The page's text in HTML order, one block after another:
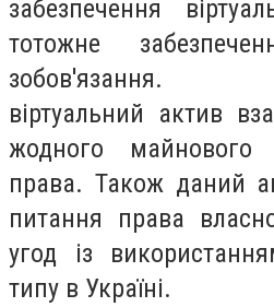
забезпечення
тотожне
зобов'язання.
віртуальний актив
жодного майнового
права. Також даний
питання права
угод із
типу в Україні.